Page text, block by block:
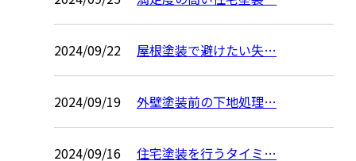
2024/09/22 屋根塗装で避けたい失…
2024/09/19 外壁塗装前の下地処理…
2024/09/16 住宅塗装を行うタイミ…